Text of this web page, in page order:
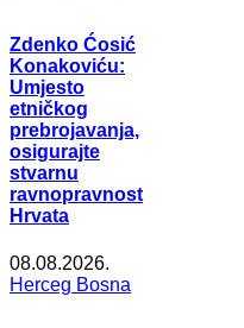
Zdenko Ćosić
Konakoviću:
Umjesto
etničkog
prebrojavanja,
osigurajte
stvarnu
ravnopravnost
Hrvata
08.08.2026.
Herceg Bosna